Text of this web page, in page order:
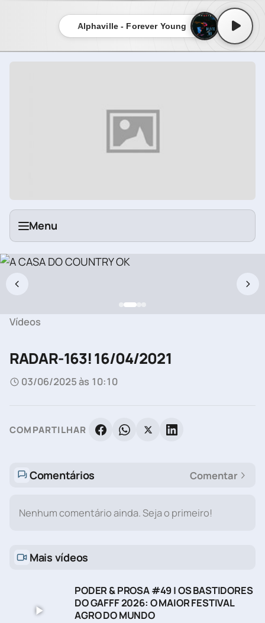
Alphaville - Forever Young
Menu
Vídeos
RADAR-163! 16/04/2021
03/06/2025 às 10:10
COMPARTILHAR
Comentários Comentar
Nenhum comentário ainda. Seja o primeiro!
Mais vídeos
PODER & PROSA #49 | OS BASTIDORES
DO GAFFF 2026: O MAIOR FESTIVAL
AGRO DO MUNDO